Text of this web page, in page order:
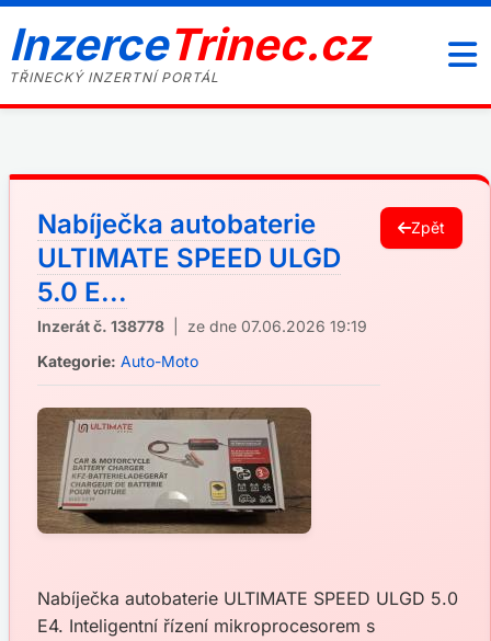
InzerceTrinec.cz
TŘINECKÝ INZERTNÍ PORTÁL
Nabíječka autobaterie
ULTIMATE SPEED ULGD
5.0 E...
Inzerát č. 138778 | ze dne 07.06.2026 19:19
Kategorie: Auto-Moto
Zpět
Nabíječka autobaterie ULTIMATE SPEED ULGD 5.0
E4. Inteligentní řízení mikroprocesorem s